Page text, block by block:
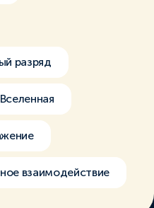
разряд
Вселенная
взаимодействие